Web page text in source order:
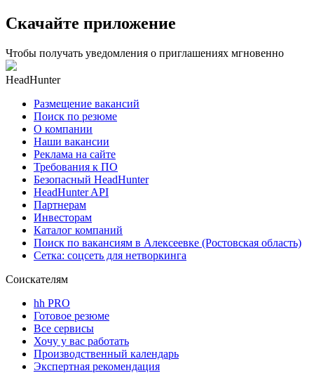
Скачайте приложение
Чтобы получать уведомления о приглашениях мгновенно
HeadHunter
Размещение вакансий
Поиск по резюме
О компании
Наши вакансии
Реклама на сайте
Требования к ПО
Безопасный HeadHunter
HeadHunter API
Партнерам
Инвесторам
Каталог компаний
Поиск по вакансиям в Алексеевке (Ростовская область)
Сетка: соцсеть для нетворкинга
Соискателям
hh PRO
Готовое резюме
Все сервисы
Хочу у вас работать
Производственный календарь
Экспертная рекомендация